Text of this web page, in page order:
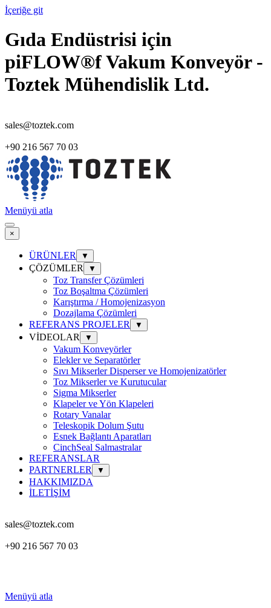
İçeriğe git
Gıda Endüstrisi için
piFLOW®f Vakum Konveyör -
Toztek Mühendislik Ltd.
sales@toztek.com
+90 216 567 70 03
Menüyü atla
×
ÜRÜNLER ▼
ÇÖZÜMLER ▼
Toz Transfer Çözümleri
Toz Boşaltma Çözümleri
Karıştırma / Homojenizasyon
Dozajlama Çözümleri
REFERANS PROJELER
▼
VİDEOLAR ▼
Vakum Konveyörler
Elekler ve Separatörler
Sıvı Mikserler Disperser ve Homojenizatörler
Toz Mikserler ve Kurutucular
Sigma Mikserler
Klapeler ve Yön Klapeleri
Rotary Vanalar
Teleskopik Dolum Şutu
Esnek Bağlantı Aparatları
CinchSeal Salmastralar
REFERANSLAR
PARTNERLER
▼
HAKKIMIZDA
İLETİŞİM
sales@toztek.com
+90 216 567 70 03
Menüyü atla